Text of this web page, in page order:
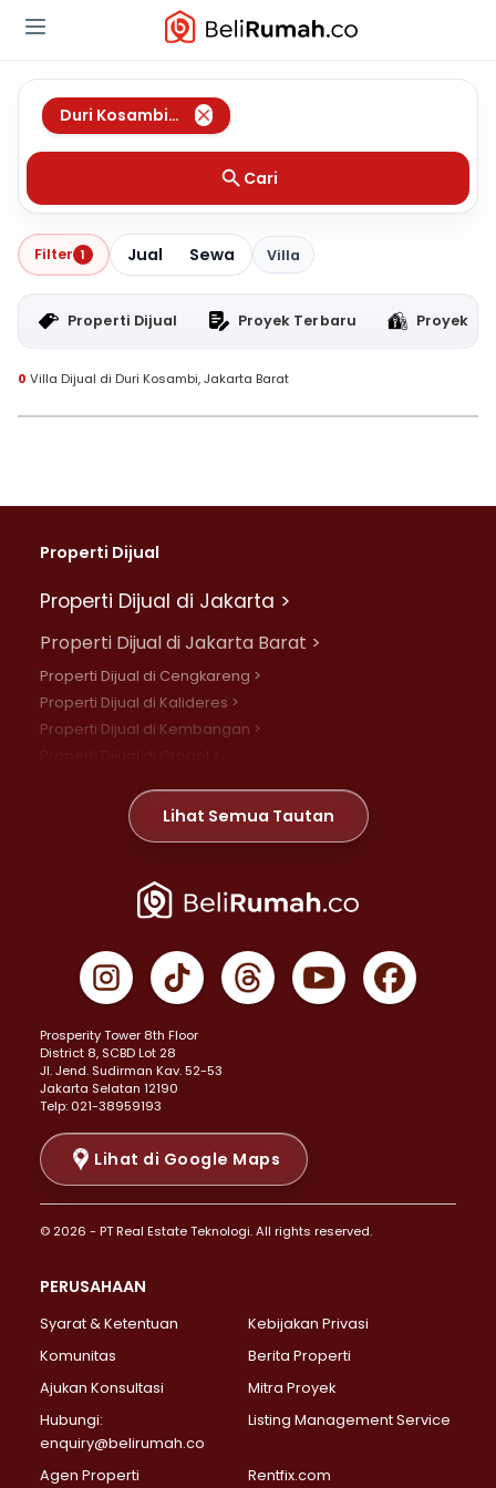
Duri Kosambi
,Jakarta Barat
Cari
Filter 1 Jual Sewa Villa
Properti Dijual Proyek Terbaru Proyek
0 Villa Dijual di Duri Kosambi, Jakarta Barat
Properti Dijual
Properti Dijual di Jakarta >
Properti Dijual di Jakarta Barat >
Properti Dijual di Cengkareng >
Properti Dijual di Kalideres >
Properti Dijual di Kembangan >
Properti Dijual di Meruya >
Properti Dijual di Jelambar >
Properti Dijual di Jakarta Pusat >
Properti Dijual di Gambir >
Properti Dijual di Johar Baru >
Properti Dijual di Menteng >
Properti Dijual di Senen >
Properti Dijual di Tanah Abang >
Properti Dijual di Cikini >
Properti Dijual di Kramat >
Properti Dijual di Pasar Baru >
Properti Dijual di Bendungan Hilir >
Properti Dijual di Jakarta Selatan >
Properti Dijual di Lebak Bulus >
Properti Dijual di Gandaria Selatan >
Properti Dijual di Pondok Labu >
Properti Dijual di Lenteng Agung >
Properti Dijual di Senayan >
Properti Dijual di Pondok Pinang >
Lihat Semua Tautan
Prosperity Tower 8th Floor
District 8, SCBD Lot 28
JI. Jend. Sudirman Kav. 52-53
Jakarta Selatan 12190
Telp: 021-38959193
Lihat di Google Maps
© 2026 - PT Real Estate Teknologi. All rights reserved.
PERUSAHAAN
Syarat & Ketentuan
Kebijakan Privasi
Komunitas
Berita Properti
Ajukan Konsultasi
Mitra Proyek
Hubungi:
enquiry@belirumah.co
Listing Management Service
Agen Properti Rentfix.com